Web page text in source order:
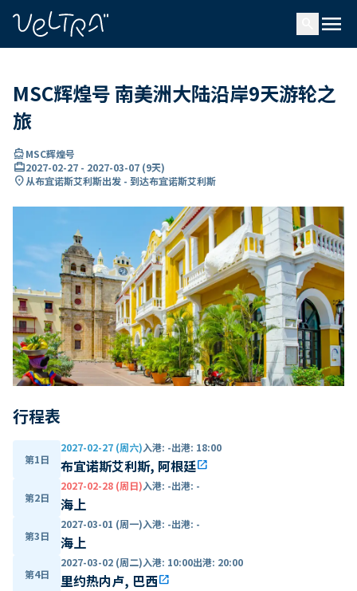
menu
MSC辉煌号 南美洲大陆沿岸9天游轮之
旅
directions_boatMSC辉煌号
card_travel2027-02-27 - 2027-03-07 (9天)
location_on从布宜诺斯艾利斯出发 - 到达布宜诺斯艾利斯
行程表
第1日
2027-02-27 (周六)入港: -出港: 18:00
布宜诺斯艾利斯, 阿根廷open_in_new
第2日
2027-02-28 (周日)入港: -出港: -
海上
第3日
2027-03-01 (周一)入港: -出港: -
海上
第4日
2027-03-02 (周二)入港: 10:00出港: 20:00
里约热内卢, 巴西open_in_new